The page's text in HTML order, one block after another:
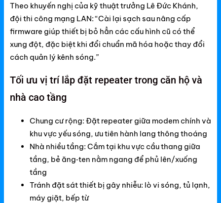
Theo khuyến nghị của kỹ thuật trưởng Lê Đức Khánh,
đội thi công mạng LAN: “Cài lại sạch sau nâng cấp
firmware giúp thiết bị bỏ hẳn các cấu hình cũ có thể
xung đột, đặc biệt khi đổi chuẩn mã hóa hoặc thay đổi
cách quản lý kênh sóng.”
Tối ưu vị trí lắp đặt repeater trong căn hộ và
nhà cao tầng
Chung cư rộng: Đặt repeater giữa modem chính và
khu vực yếu sóng, ưu tiên hành lang thông thoáng
Nhà nhiều tầng: Cắm tại khu vực cầu thang giữa
tầng, bẻ ăng‑ten nằm ngang để phủ lên/xuống
tầng
Tránh đặt sát thiết bị gây nhiễu: lò vi sóng, tủ lạnh,
máy giặt, bếp từ